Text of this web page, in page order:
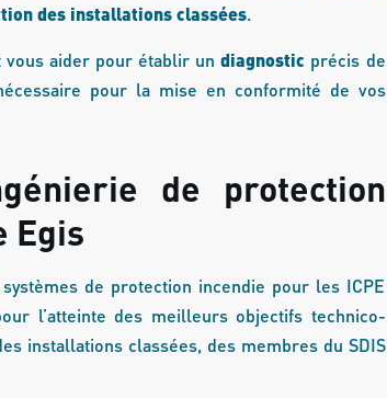
des installations classées.
vous aider pour établir undiagnostic précis de
pour la mise en conformité de vos
de protection
Egis
de protection incendie pour les ICPE
l’atteinte des meilleurs objectifs technico-
installations classées, des membres du SDIS